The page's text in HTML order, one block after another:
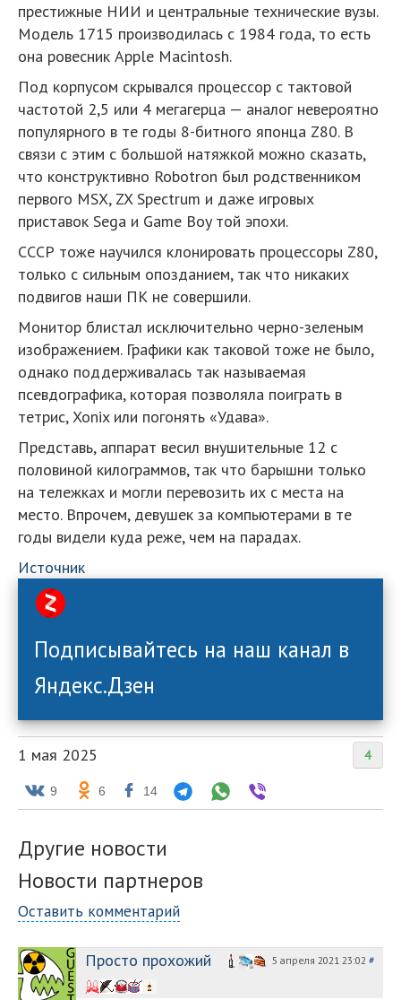
престижные НИИ и центральные технические вузы.
Модель 1715 производилась с 1984 года, то есть
она ровесник Apple Macintosh.
Под корпусом скрывался процессор с тактовой
частотой 2,5 или 4 мегагерца — аналог невероятно
популярного в те годы 8-битного японца Z80. В
связи с этим с большой натяжкой можно сказать,
что конструктивно Robotron был родственником
первого MSX, ZX Spectrum и даже игровых
приставок Sega и Game Boy той эпохи.
СССР тоже научился клонировать процессоры Z80,
только с сильным опозданием, так что никаких
подвигов наши ПК не совершили.
Монитор блистал исключительно черно-зеленым
изображением. Графики как таковой тоже не было,
однако поддерживалась так называемая
псевдографика, которая позволяла поиграть в
тетрис, Xonix или погонять «Удава».
Представь, аппарат весил внушительные 12 с
половиной килограммов, так что барышни только
на тележках и могли перевозить их с места на
место. Впрочем, девушек за компьютерами в те
годы видели куда реже, чем на парадах.
Источник
Подписывайтесь на наш канал в
Яндекс.Дзен
4
1 мая 2025
9 6 14
Другие новости
Новости партнеров
Оставить комментарий
Просто прохожий 5 апреля 2021 23:02 #